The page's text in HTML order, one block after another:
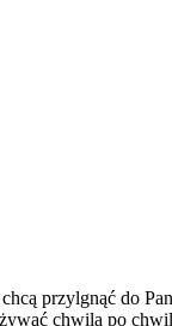
przylgnąć do
chwila po